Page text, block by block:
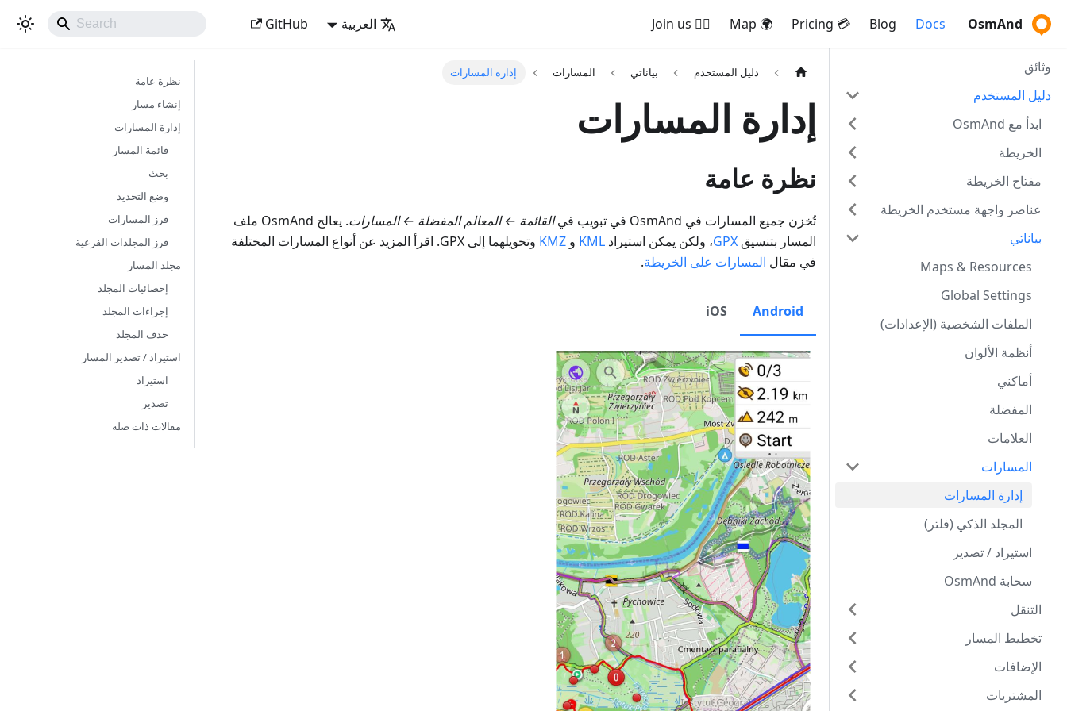
OsmAnd
Docs
Blog
💳 Pricing
🌍 Map
🚵‍♂️ Join us العربية GitHub
وثائق
دليل المستخدم
ابدأ مع OsmAnd
الخريطة
مفتاح الخريطة
عناصر واجهة مستخدم الخريطة
بياناتي
Maps & Resources
Global Settings
الملفات الشخصية (الإعدادات)
أنظمة الألوان
أماكني
المفضلة
العلامات
المسارات
إدارة المسارات
المجلد الذكي (فلتر)
استيراد / تصدير
سحابة OsmAnd
التنقل
تخطيط المسار
الإضافات
المشتريات
دليل المستخدم بياناتي المسارات إدارة المسارات
إدارة المسارات
نظرة عامة
تُخزن جميع المسارات في OsmAnd في تبويب في القائمة ←المعالم المفضلة ←المسارات
. يعالج OsmAnd ملف
المسار بتنسيق GPX، ولكن يمكن استيراد KML و KMZ
وتحويلهما إلى GPX. اقرأ المزيد عن أنواع المسارات المختلفة
في مقال المسارات على الخريطة.
Android
iOS
نظرة عامة
إنشاء مسار
إدارة المسارات
قائمة المسار
بحث
وضع التحديد
فرز المسارات
فرز المجلدات الفرعية
مجلد المسار
إحصائيات المجلد
إجراءات المجلد
حذف المجلد
استيراد / تصدير المسار
استيراد
تصدير
مقالات ذات صلة